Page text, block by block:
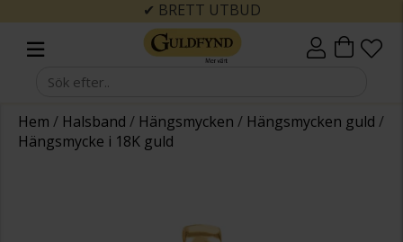
✔ BRETT UTBUD
Hem / Halsband / Hängsmycken / Hängsmycken guld /
Hängsmycke i 18K guld